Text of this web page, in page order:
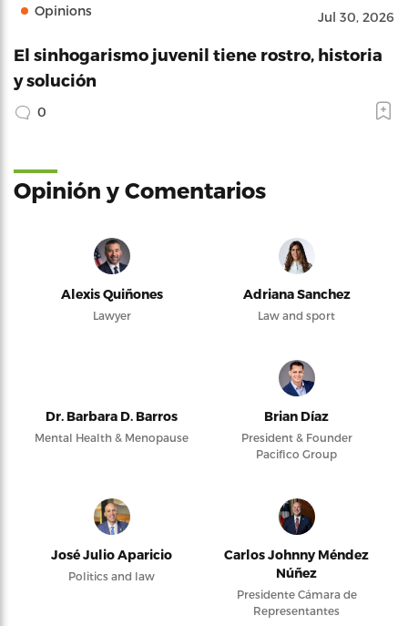
Opinions Jul 30, 2026
El sinhogarismo juvenil tiene rostro, historia
y solución
0
Opinión y Comentarios
Alexis Quiñones
Lawyer
Adriana Sanchez
Law and sport
Dr. Barbara D. Barros
Mental Health & Menopause
Brian Díaz
President & Founder
Pacifico Group
José Julio Aparicio
Politics and law
Carlos Johnny Méndez
Núñez
Presidente Cámara de
Representantes